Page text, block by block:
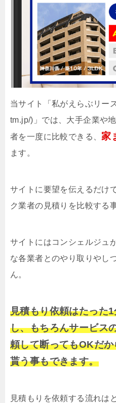
当サイト「私がえらぶリー
tm.jp/)」では、大手企業や
者を一度に比較できる、家
ます。
サイトに要望を伝えるだけ
ク業者の見積りを比較する
サイトにはコンシェルジュ
な各業者とのやり取りやし
ん。
見積もり依頼はたった
し、もちろんサービス
頼して断ってもOKだ
貰う事もできます。
見積もりを依頼する流れは